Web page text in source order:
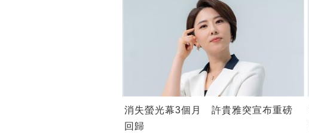
消失螢光幕3個月 許貴雅突宣布重磅
回歸